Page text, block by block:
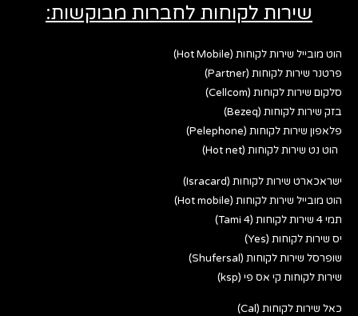
שירות לקוחות לחברות מבוקשות:
הוט מובייל שירות לקוחות (Hot Mobile)
פרטנר שירות לקוחות (Partner)
סלקום שירות לקוחות (Cellcom)
בזק שירות לקוחות (Bezeq)
פלאפון שירות לקוחות (Pelephone)
הוט נט שירות לקוחות (Hot net)
ישראכארט שירות לקוחות (Isracard)
הוט מובייל שירות לקוחות (Hot mobile)
תמי 4 שירות לקוחות (Tami 4)
יס שירות לקוחות (Yes)
שופרסל שירות לקוחות (Shufersal)
שירות לקוחות קי אס פי (ksp)
כאל שירות לקוחות (Cal)